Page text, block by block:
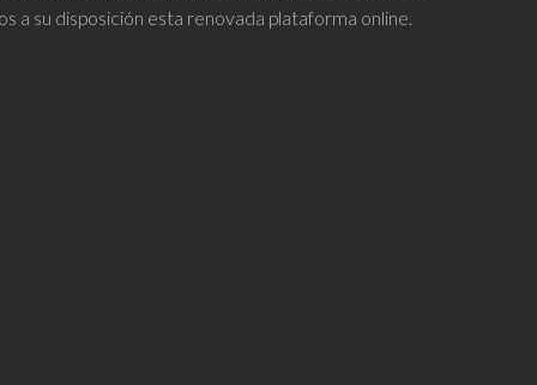
a su disposición esta renovada plataforma online.